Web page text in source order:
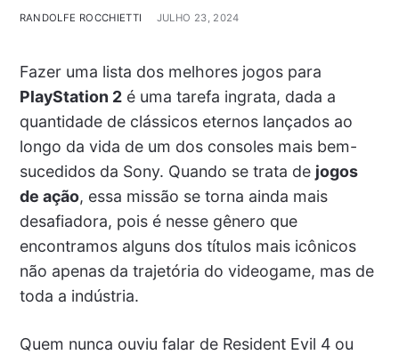
RANDOLFE ROCCHIETTI JULHO 23, 2024
Fazer uma lista dos melhores jogos para
PlayStation 2é uma tarefa ingrata, dada a
quantidade de clássicos eternos lançados ao
longo da vida de um dos consoles mais bem-
sucedidos da Sony. Quando se trata de jogos
de ação, essa missão se torna ainda mais
desafiadora, pois é nesse gênero que
encontramos alguns dos títulos mais icônicos
não apenas da trajetória do videogame, mas de
toda a indústria.
Quem nunca ouviu falar de Resident Evil 4 ou